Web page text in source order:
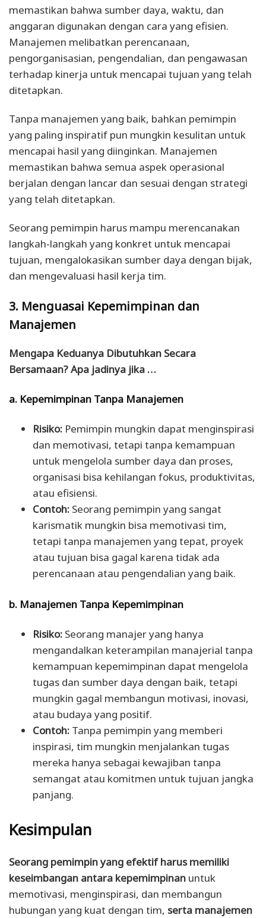
memastikan bahwa sumber daya, waktu, dan
anggaran digunakan dengan cara yang efisien.
Manajemen melibatkan perencanaan,
pengorganisasian, pengendalian, dan pengawasan
terhadap kinerja untuk mencapai tujuan yang telah
ditetapkan.
Tanpa manajemen yang baik, bahkan pemimpin
yang paling inspiratif pun mungkin kesulitan untuk
mencapai hasil yang diinginkan. Manajemen
memastikan bahwa semua aspek operasional
berjalan dengan lancar dan sesuai dengan strategi
yang telah ditetapkan.
Seorang pemimpin harus mampu merencanakan
langkah-langkah yang konkret untuk mencapai
tujuan, mengalokasikan sumber daya dengan bijak,
dan mengevaluasi hasil kerja tim.
3. Menguasai Kepemimpinan dan
Manajemen
Mengapa Keduanya Dibutuhkan Secara
Bersamaan? Apa jadinya jika …
a. Kepemimpinan Tanpa Manajemen
Risiko: Pemimpin mungkin dapat menginspirasi
dan memotivasi, tetapi tanpa kemampuan
untuk mengelola sumber daya dan proses,
organisasi bisa kehilangan fokus, produktivitas,
atau efisiensi.
Contoh: Seorang pemimpin yang sangat
karismatik mungkin bisa memotivasi tim,
tetapi tanpa manajemen yang tepat, proyek
atau tujuan bisa gagal karena tidak ada
perencanaan atau pengendalian yang baik.
b. Manajemen Tanpa Kepemimpinan
Risiko: Seorang manajer yang hanya
mengandalkan keterampilan manajerial tanpa
kemampuan kepemimpinan dapat mengelola
tugas dan sumber daya dengan baik, tetapi
mungkin gagal membangun motivasi, inovasi,
atau budaya yang positif.
Contoh: Tanpa pemimpin yang memberi
inspirasi, tim mungkin menjalankan tugas
mereka hanya sebagai kewajiban tanpa
semangat atau komitmen untuk tujuan jangka
panjang.
Kesimpulan
Seorang pemimpin yang efektif harus memiliki
keseimbangan antara kepemimpinan untuk
memotivasi, menginspirasi, dan membangun
hubungan yang kuat dengan tim, serta manajemen